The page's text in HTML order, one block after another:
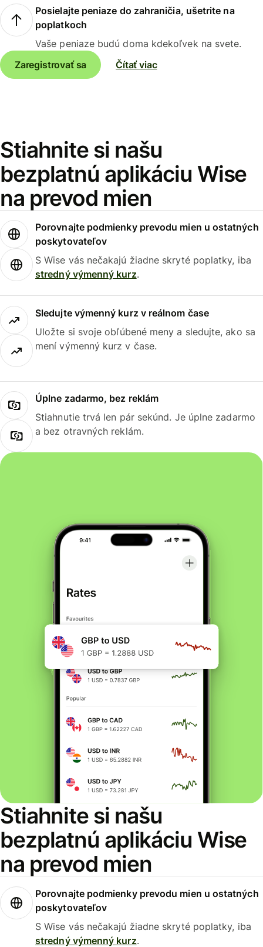
Posielajte peniaze do zahraničia, ušetrite na
poplatkoch
Vaše peniaze budú doma kdekoľvek na svete.
Zaregistrovať sa
Čítať viac
Stiahnite si našu
bezplatnú aplikáciu Wise
na prevod mien
Porovnajte podmienky prevodu mien u ostatných
poskytovateľov
S Wise vás nečakajú žiadne skryté poplatky, iba
stredný výmenný kurz.
Sledujte výmenný kurz v reálnom čase
Uložte si svoje obľúbené meny a sledujte, ako sa
mení výmenný kurz v čase.
Úplne zadarmo, bez reklám
Stiahnutie trvá len pár sekúnd. Je úplne zadarmo
a bez otravných reklám.
Stiahnite si našu
bezplatnú aplikáciu Wise
na prevod mien
Porovnajte podmienky prevodu mien u ostatných
poskytovateľov
S Wise vás nečakajú žiadne skryté poplatky, iba
stredný výmenný kurz.